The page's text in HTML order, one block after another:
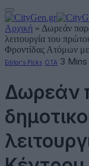
Αρχική » Δωρεάν
λειτουργία του
Φροντίδας Ατόμων
Editor's Picks ΟΤΑ 3 Mins
Δωρεάν